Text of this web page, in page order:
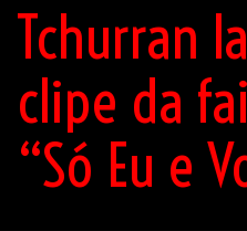
Tchurran
clipe da
“Só Eu e